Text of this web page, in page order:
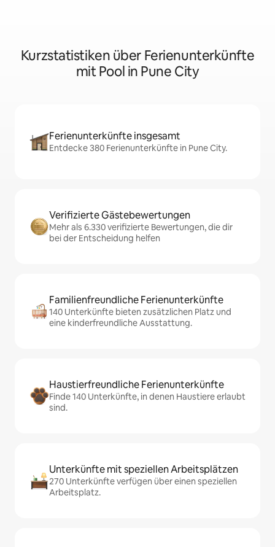
Kurzstatistiken über Ferienunterkünfte
mit Pool in Pune City
Ferienunterkünfte insgesamt
Entdecke 380 Ferienunterkünfte in Pune City.
Verifizierte Gästebewertungen
Mehr als 6.330 verifizierte Bewertungen, die dir
bei der Entscheidung helfen
Familienfreundliche Ferienunterkünfte
140 Unterkünfte bieten zusätzlichen Platz und
eine kinderfreundliche Ausstattung.
Haustierfreundliche Ferienunterkünfte
Finde 140 Unterkünfte, in denen Haustiere erlaubt
sind.
Unterkünfte mit speziellen Arbeitsplätzen
270 Unterkünfte verfügen über einen speziellen
Arbeitsplatz.